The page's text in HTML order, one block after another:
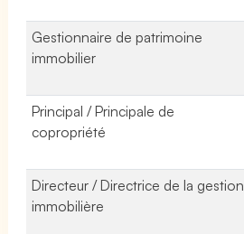
Gestionnaire de patrimoine
immobilier
Principal / Principale de
copropriété
Directeur / Directrice de la gestion
immobilière